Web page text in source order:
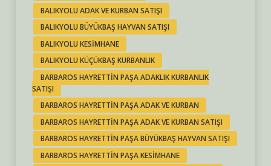
BALIKYOLU ADAK VE KURBAN SATIŞI
BALIKYOLU BÜYÜKBAŞ HAYVAN SATIŞI
BALIKYOLU KESIMHANE
BALIKYOLU KÜÇÜKBAŞ KURBANLIK
BARBAROS HAYRETTIN PAŞA ADAKLIK KURBANLIK
SATIŞI
BARBAROS HAYRETTIN PAŞA ADAK VE KURBAN
BARBAROS HAYRETTIN PAŞA ADAK VE KURBAN SATIŞI
BARBAROS HAYRETTIN PAŞA BÜYÜKBAŞ HAYVAN SATIŞI
BARBAROS HAYRETTIN PAŞA KESIMHANE